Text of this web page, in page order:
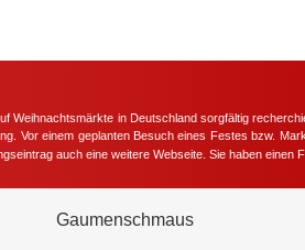
Weihnachtsmärkte in Deutschland sorgfältig
Vor einem geplanten Besuch eines Festes bzw.
auch eine weitere Webseite. Sie haben einen
Gaumenschmaus